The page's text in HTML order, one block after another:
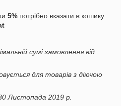
5% потрібно вказати в кошику
сумі замовлення від
для товарів з діючою
30 Листопада 2019 р.